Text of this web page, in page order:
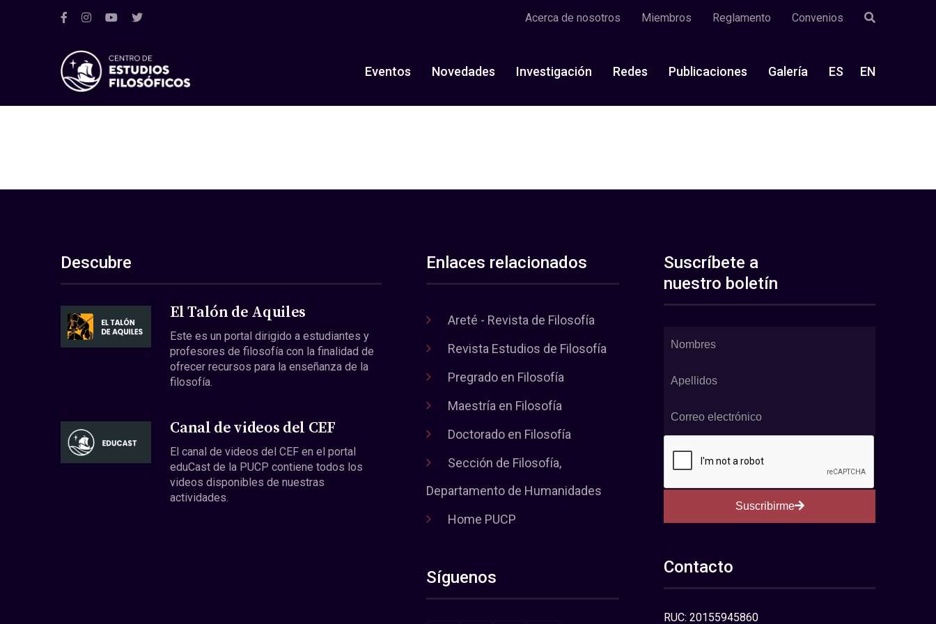
Acerca de nosotros Miembros Reglamento Convenios
Eventos Novedades Investigación Redes Publicaciones Galería ES EN
Descubre
El Talón de Aquiles
Este es un portal dirigido a estudiantes y
profesores de filosofía con la finalidad de
ofrecer recursos para la enseñanza de la
filosofía.
Canal de videos del CEF
El canal de videos del CEF en el portal
eduCast de la PUCP contiene todos los
videos disponibles de nuestras
actividades.
Enlaces relacionados
Areté - Revista de Filosofía
Revista Estudios de Filosofía
Pregrado en Filosofía
Maestría en Filosofía
Doctorado en Filosofía
Sección de Filosofía,
Departamento de Humanidades
Home PUCP
Síguenos
Suscríbete a
nuestro boletín
Suscribirme
Contacto
RUC: 20155945860